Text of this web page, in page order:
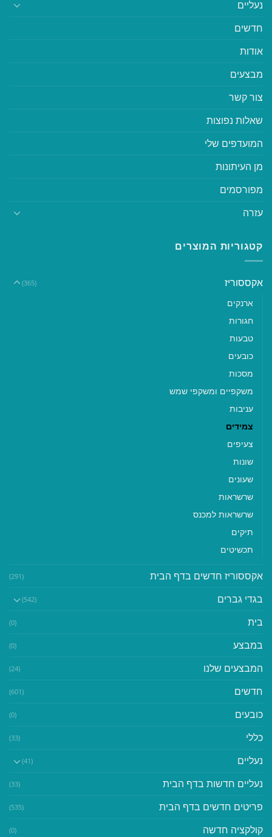
נעליים
חדשים
אודות
מבצעים
צור קשר
שאלות נפוצות
המועדפים שלי
מן העיתונות
מפורסמים
עזרה
קטגוריות המוצרים
אקססוריז (365)
ארנקים
חגורות
טבעות
כובעים
מסכות
משקפיים ומשקפי שמש
עניבות
צמידים
צעיפים
שונות
שעונים
שרשראות
שרשראות למכנס
תיקים
תכשיטים
אקססוריז חדשים בדף הבית (291)
בגדי גברים (542)
בית (0)
במבצע (0)
המבצעים שלנו (24)
חדשים (601)
כובעים (0)
כללי (33)
נעליים (41)
נעליים חדשות בדף הבית (33)
פריטים חדשים בדף הבית (535)
קולקציה חדשה (0)